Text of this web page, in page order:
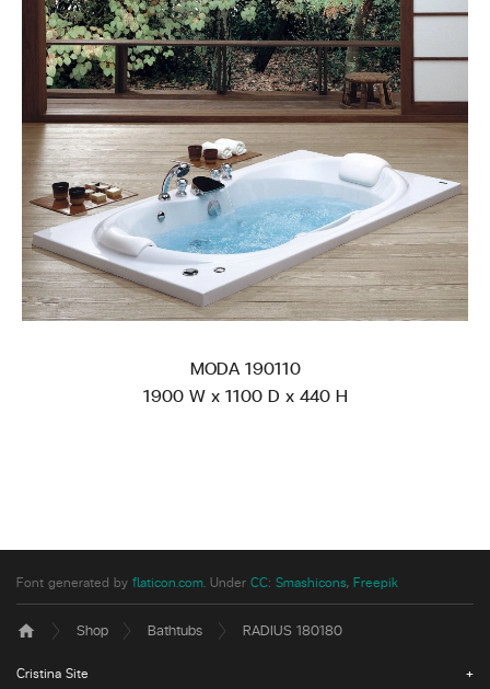
MODA 190110
1900 W x 1100 D x 440 H
Font generated by flaticon.com. Under CC: Smashicons, Freepik
home Shop Bathtubs RADIUS 180180
Cristina Site